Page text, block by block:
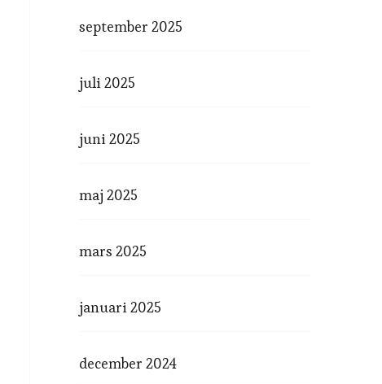
september 2025
juli 2025
juni 2025
maj 2025
mars 2025
januari 2025
december 2024